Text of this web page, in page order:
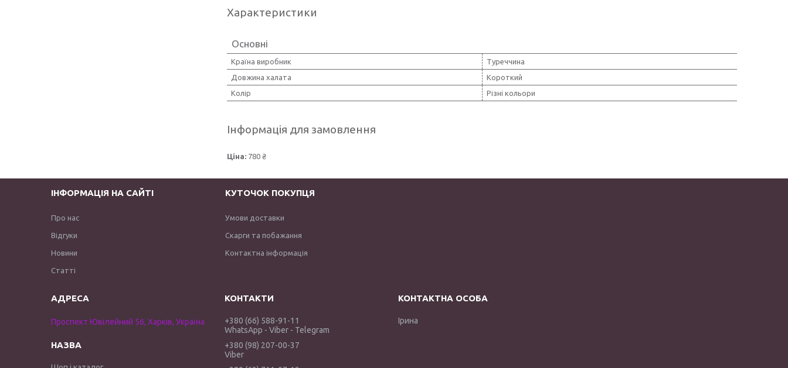
Характеристики
Основні
Країна виробник
Туреччина
Довжина халата
Короткий
Колір
Різні кольори
Інформація для замовлення
Ціна: 780 ₴
ІНФОРМАЦІЯ НА САЙТІ
Про нас
Відгуки
Новини
Статті
КУТОЧОК ПОКУПЦЯ
Умови доставки
Скарги та побажання
Контактна інформація
Проспект Ювілейний 56, Харків, Україна
+380 (66) 588-91-11
WhatsApp - Viber - Telegram
+380 (98) 207-00-37
Viber
Ірина